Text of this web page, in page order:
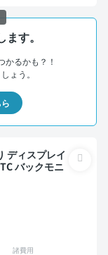
す。
かるかも？！
ょう。
バックモニ
諸費用